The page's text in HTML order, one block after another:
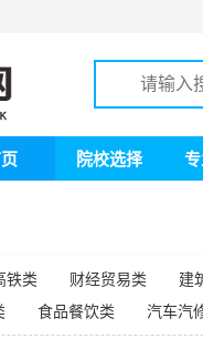
院校选择
铁类 财经贸易类
建
食品餐饮类 汽车汽